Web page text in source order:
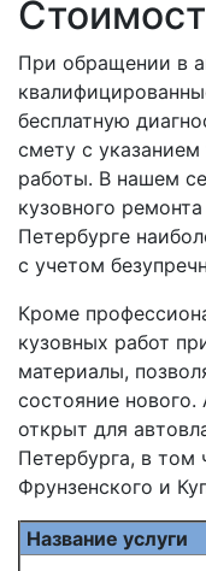
При обращении в
бесплатную
смету с
работы. В нашем
кузовного
Петербурге
с учетом
Кроме
кузовных работ
материалы,
состояние нового.
открыт для
Петербурга, в том
Фрунзенского и
Название услуги